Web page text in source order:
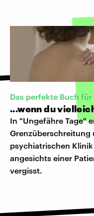
Das perfekte Buch
...wenn du
In "Ungefähre Tage"
Grenzüberschreitung
psychiatrischen
angesichts einer
vergisst.